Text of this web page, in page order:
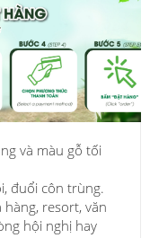
và màu gỗ tối
đuổi côn trùng.
hàng, resort, văn
hội nghị hay